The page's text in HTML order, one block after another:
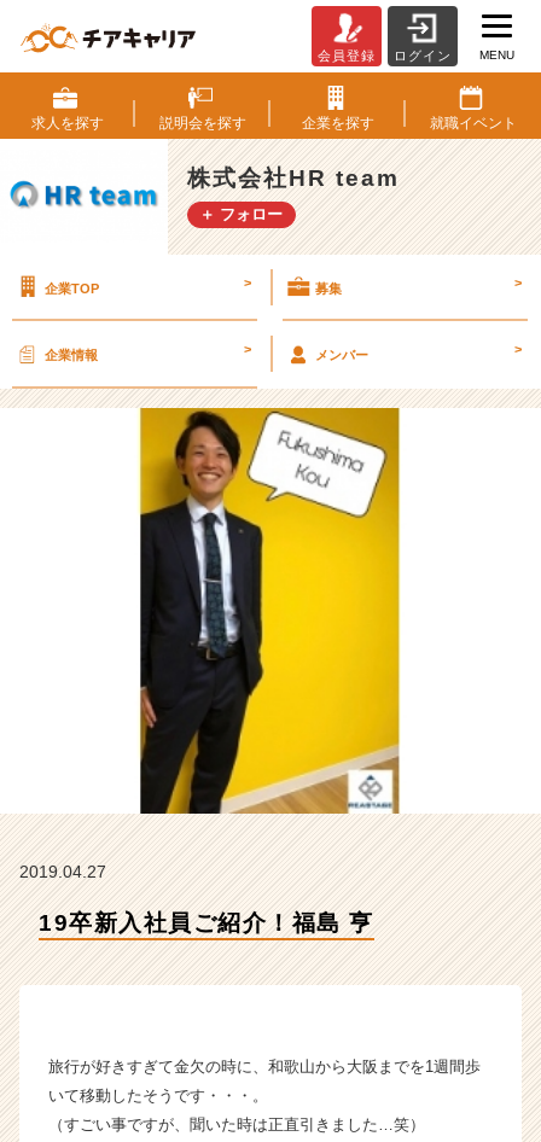
9
卒
新
入
社
員
福
【株
式
会
社
H
R
t
e
a
m
の
タ
ラ
イ
ン】
ャ
か
ら
ス
会員登録 ログイン MENU
求人を探す 説明会を探す 企業を探す 就職イベント
株式会社HR team
＋ フォロー
企業TOP > 募集 >
企業情報 > メンバー >
2019.04.27
19卒新入社員ご紹介！福島 亨
旅行が好きすぎて金欠の時に、和歌山から大阪までを1週間歩
いて移動したそうです・・・。
（すごい事ですが、聞いた時は正直引きました…笑）